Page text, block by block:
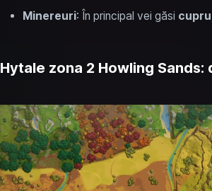
Minereuri: În principal vei găsi cupru
Hytale zona 2 Howling